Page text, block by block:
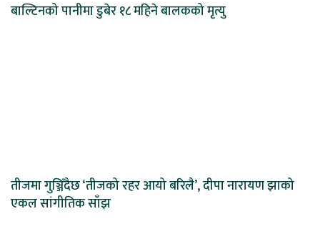
बाल्टिनको पानीमा डुबेर १८ महिने बालकको मृत्यु
तीजमा गुञ्जिँदैछ ‘तीजको रहर आयो बरिलै’, दीपा नारायण झाको
एकल सांगीतिक साँझ